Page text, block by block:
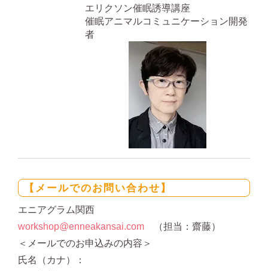
エリクソン催眠誘導講座
催眠アニマルコミュニケーション開発
者
【メールでのお問い合わせ】
エニアグラム関西
workshop@enneakansai.com （担当：齋藤）
＜メールでのお申込みの内容＞
氏名（カナ）：